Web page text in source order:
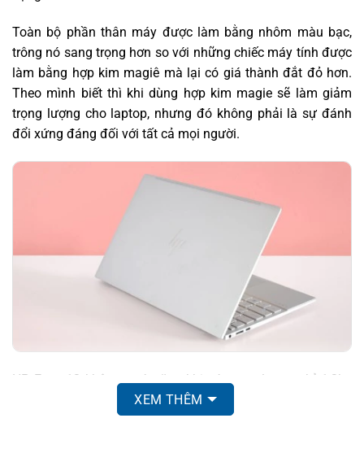
Toàn bộ phần thân máy được làm bằng nhôm màu bạc,
trông nó sang trọng hơn so với những chiếc máy tính được
làm bằng hợp kim magiê mà lại có giá thành đắt đỏ hơn.
Theo mình biết thì khi dùng hợp kim magie sẽ làm giảm
trọng lượng cho laptop, nhưng đó không phải là sự đánh
đổi xứng đáng đối với tất cả mọi người.
HP Envy 13 không quá nặng khi có trọng lượng chỉ 1,3kg
cùng viền màn hình mỏng. Ngoài ra nó còn có nhiều cổng
kết nối hơn Macbook khi có cổng USB-C, một cổng USB-C,
XEM THÊM